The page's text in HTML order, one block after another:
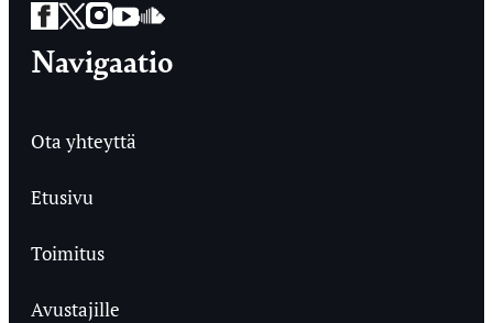
Facebook
Twitter
Instagram
YouTube
SoundCloud
Navigaatio
Ota yhteyttä
Etusivu
Toimitus
Avustajille